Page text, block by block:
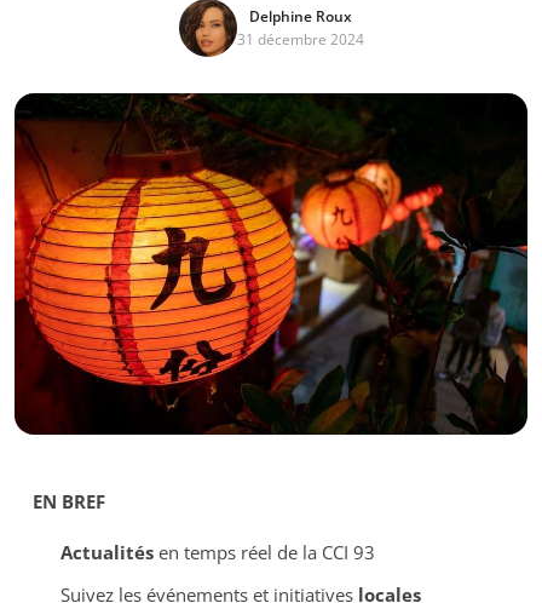
Delphine Roux
31 décembre 2024
EN BREF
Actualitésen temps réel de la CCI 93
Suivez les événements et initiatives locales